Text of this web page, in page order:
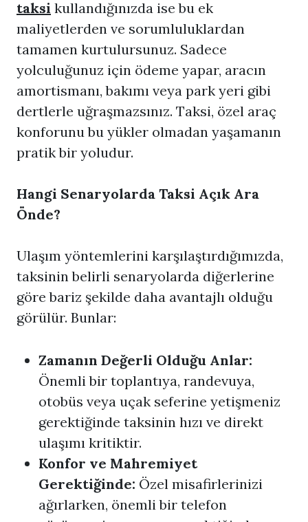
taksi kullandığınızda ise bu ek
maliyetlerden ve sorumluluklardan
tamamen kurtulursunuz. Sadece
yolculuğunuz için ödeme yapar, aracın
amortismanı, bakımı veya park yeri gibi
dertlerle uğraşmazsınız. Taksi, özel araç
konforunu bu yükler olmadan yaşamanın
pratik bir yoludur.
Hangi Senaryolarda Taksi Açık Ara
Önde?
Ulaşım yöntemlerini karşılaştırdığımızda,
taksinin belirli senaryolarda diğerlerine
göre bariz şekilde daha avantajlı olduğu
görülür. Bunlar:
Zamanın Değerli Olduğu Anlar:
Önemli bir toplantıya, randevuya,
otobüs veya uçak seferine yetişmeniz
gerektiğinde taksinin hızı ve direkt
ulaşımı kritiktir.
Konfor ve Mahremiyet
Gerektiğinde: Özel misafirlerinizi
ağırlarken, önemli bir telefon